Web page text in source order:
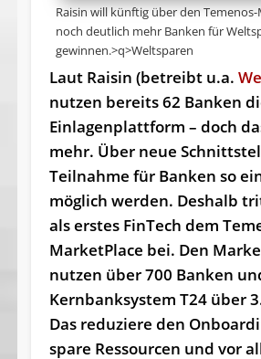
Raisin will künftig über den
noch deutlich mehr Banken für
gewinnen.>q>Weltsparen
Laut Raisin (betreibt u.a.
nutzen bereits 62 Banken
Einlagenplattform – doch
mehr. Über neue
Teilnahme für Banken so
möglich werden. Deshalb
als erstes FinTech dem
MarketPlace bei. Den
nutzen über 700 Banken
Kernbanksystem T24 über
Das reduziere den
spare Ressourcen und vor